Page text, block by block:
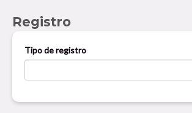
Registro
Tipo de registro